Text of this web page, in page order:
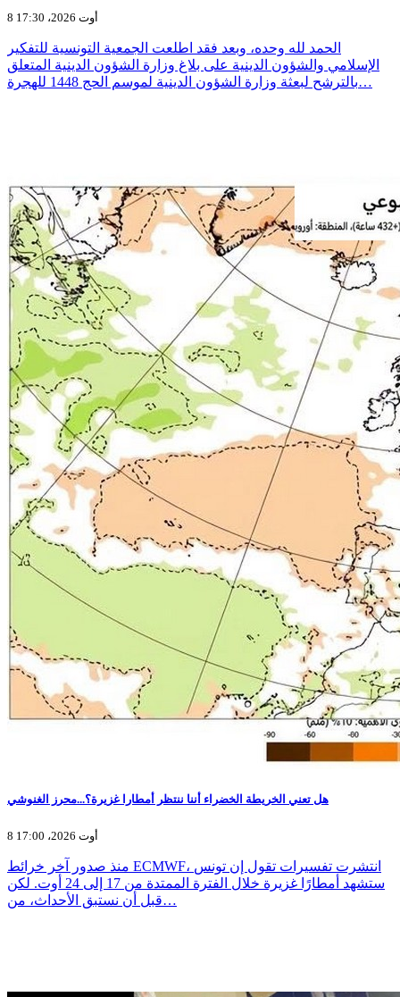
8 أوت 2026، 17:30
الحمد لله وحده، وبعد فقد اطلعت الجمعية التونسية للتفكير
الإسلامي والشؤون الدينية على بلاغ وزارة الشؤون الدينية المتعلق
بالترشح لبعثة وزارة الشؤون الدينية لموسم الحج 1448 للهجرة…
هل تعني الخريطة الخضراء أننا ننتظر أمطارا غزيرة؟...محرز الغنوشي
8 أوت 2026، 17:00
منذ صدور آخر خرائط ECMWF، انتشرت تفسيرات تقول إن تونس
ستشهد أمطارًا غزيرة خلال الفترة الممتدة من 17 إلى 24 أوت. لكن
قبل أن نستبق الأحداث، من…